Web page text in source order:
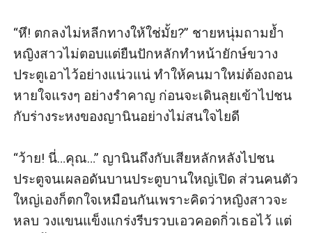
“หึ! ตกลงไม่หลีกทางให้ใช่มั้ย?” ชายหนุ่มถามย้ำ
หญิงสาวไม่ตอบแต่ยืนปักหลักทำหน้ายักษ์ขวาง
ประตูเอาไว้อย่างแน่วแน่ ทำให้คนมาใหม่ต้องถอน
หายใจแรงๆ อย่างรำคาญ ก่อนจะเดินลุยเข้าไปชน
กับร่างระหงของญานินอย่างไม่สนใจไยดี
“ว้าย! นี่…คุณ…” ญานินถึงกับเสียหลักหลังไปชน
ประตูจนเผลอดันบานประตูบานใหญ่เปิด ส่วนคนตัว
ใหญ่เองก็ตกใจเหมือนกันเพราะคิดว่าหญิงสาวจะ
หลบ วงแขนแข็งแกร่งรีบรวบเอวคอดกิ่วเธอไว้ แต่